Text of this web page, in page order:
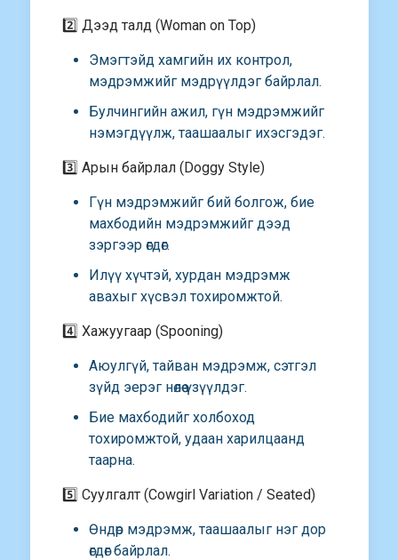
2️⃣ Дээд талд (Woman on Top)
Эмэгтэйд хамгийн их контрол,
мэдрэмжийг мэдрүүлдэг байрлал.
Булчингийн ажил, гүн мэдрэмжийг
нэмэгдүүлж, таашаалыг ихэсгэдэг.
3️⃣ Арын байрлал (Doggy Style)
Гүн мэдрэмжийг бий болгож, бие
махбодийн мэдрэмжийг дээд
зэргээр өгдөг.
Илүү хүчтэй, хурдан мэдрэмж
авахыг хүсвэл тохиромжтой.
4️⃣ Хажуугаар (Spooning)
Аюулгүй, тайван мэдрэмж, сэтгэл
зүйд эерэг нөлөө үзүүлдэг.
Бие махбодийг холбоход
тохиромжтой, удаан харилцаанд
таарна.
5️⃣ Суулгалт (Cowgirl Variation / Seated)
Өндөр мэдрэмж, таашаалыг нэг дор
өгдөг байрлал.